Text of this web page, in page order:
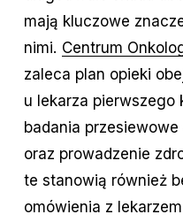
mają kluczowe
nimi. Centrum
zaleca plan opieki
u lekarza pierwszego
badania
oraz prowadzenie
te stanowią również
omówienia z